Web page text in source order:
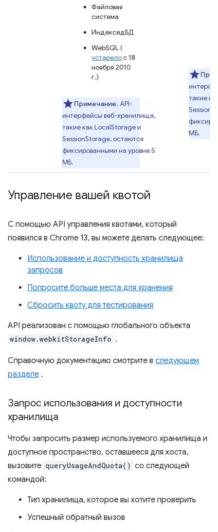
Файловая
система
ИндекседБД
WebSQL (
устарелос 18
ноября 2010
г.)
Примечание. API-
интерфейсы веб-хранилища,
такие как LocalStorage и
SessionStorage, остаются
фиксированными на уровне 5
МБ.
такие
МБ.
Управление вашей квотой
С помощью API управления квотами, который
появился в Chrome 13, вы можете делать следующее:
Использование и доступность хранилища
запросов
Попросите больше места для хранения
Сбросить квоту для тестирования
API реализован с помощью глобального объекта
window.webkitStorageInfo .
Справочную документацию смотрите в следующем
разделе .
Запрос использования и доступности
хранилища
Чтобы запросить размер используемого хранилища и
доступное пространство, оставшееся для хоста,
вызовите queryUsageAndQuota() со следующей
командой:
Тип хранилища, которое вы хотите проверить
Успешный обратный вызов